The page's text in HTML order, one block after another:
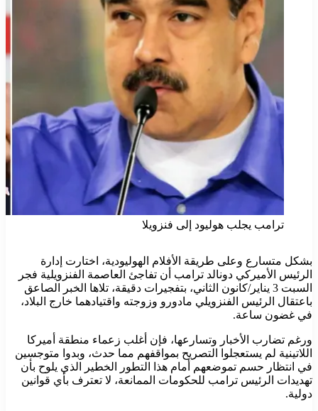
ترامب يجلب هوليود إلى فنزويلا
بشكل متسارع وعلى طريقة الأفلام الهوليودية، اختارت إدارة
الرئيس الأميركي دونالد ترامب أن تفاجئ العاصمة الفنزويلية فجر
السبت 3 يناير/كانون الثاني، بتفجيرات دقيقة، تلاها الخبر الصاعق
باعتقال الرئيس الفنزويلي مادورو وزوجته واقتيادهما خارج البلاد،
في غضون ساعة.
ورغم تضارب الأخبار وتسارعها، فإن أغلب زعماء منطقة أميركا
اللاتينية لم يستعجلوا التصريح بمواقفهم مما حدث، وبدوا متوجسين
في انتظار حسم تموضعهم أمام هذا التطور الخطير الذي يلوح بأن
تهديدات الرئيس ترامب للحكومات الممانعة، لا تعترف بأي قوانين
دولية.